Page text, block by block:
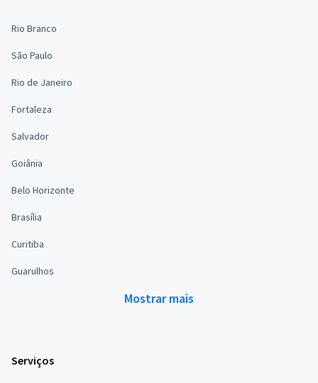
Rio Branco
São Paulo
Rio de Janeiro
Fortaleza
Salvador
Goiânia
Belo Horizonte
Brasília
Curitiba
Guarulhos
Mostrar mais
Serviços